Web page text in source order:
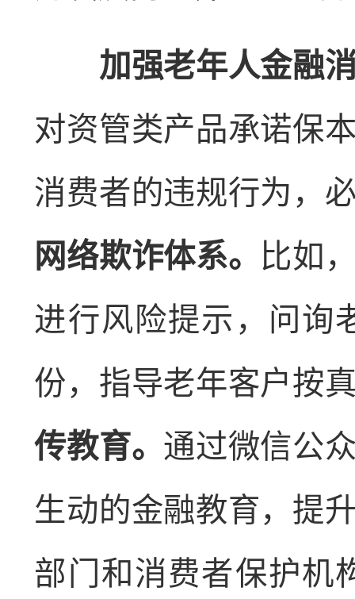
加强老年人金融消
对资管类产品承诺保
消费者的违规行为，
网络欺诈体系。 比如
进行风险提示，问询
份，指导老年客户按
传教育。 通过微信公
生动的金融教育，提
部门和消费者保护机